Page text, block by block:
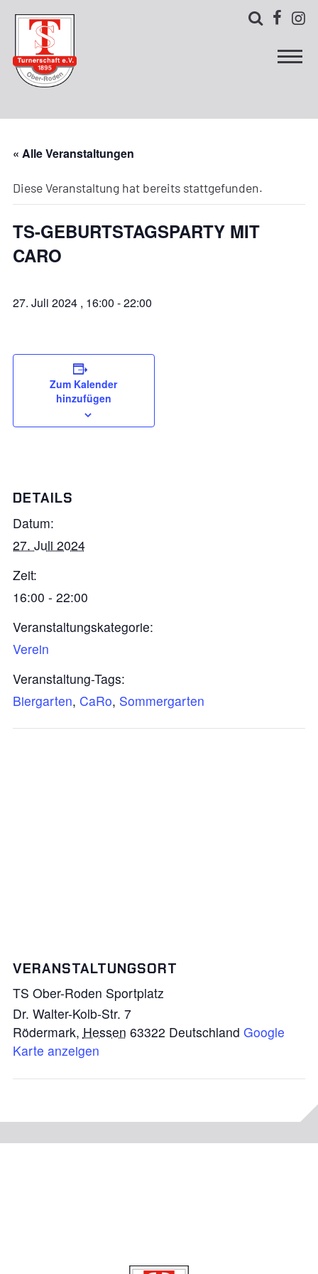
  
« Alle Veranstaltungen
Diese Veranstaltung hat bereits stattgefunden.
TS-GEBURTSTAGSPARTY MIT
CARO
27. Juli 2024 , 16:00 -22:00
Zum Kalender
hinzufügen
DETAILS
Datum:
27. Juli 2024
Zeit:
16:00 - 22:00
Veranstaltungskategorie:
Verein
Veranstaltung-Tags:
Biergarten, CaRo, Sommergarten
VERANSTALTUNGSORT
TS Ober-Roden Sportplatz
Dr. Walter-Kolb-Str. 7
Rödermark, Hessen 63322 Deutschland Google
Karte anzeigen